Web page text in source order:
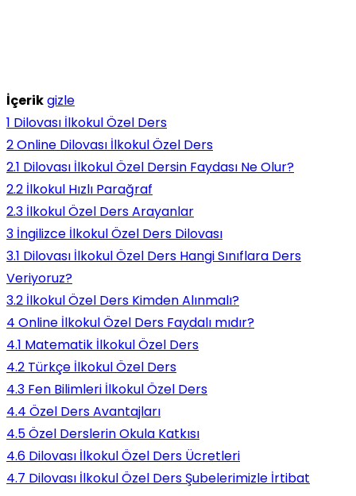
İçerikgizle
1 Dilovası İlkokul Özel Ders
2Online Dilovası İlkokul Özel Ders
2.1 Dilovası İlkokul Özel Dersin Faydası Ne Olur?
2.2 İlkokul Hızlı Parağraf
2.3 İlkokul Özel Ders Arayanlar
3 İngilizce İlkokul Özel Ders Dilovası
3.1 Dilovası İlkokul Özel Ders Hangi Sınıflara Ders
Veriyoruz?
3.2 İlkokul Özel Ders Kimden Alınmalı?
4 Online İlkokul Özel Ders Faydalı mıdır?
4.1 Matematik İlkokul Özel Ders
4.2 Türkçe İlkokul Özel Ders
4.3 Fen Bilimleri İlkokul Özel Ders
4.4 Özel Ders Avantajları
4.5Özel Derslerin Okula Katkısı
4.6 Dilovası İlkokul Özel Ders Ücretleri
4.7 Dilovası İlkokul Özel Ders Şubelerimizle İrtibat